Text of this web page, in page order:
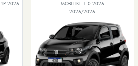
4P 2026
MOBI LIKE 1.0 2026
2026/2026